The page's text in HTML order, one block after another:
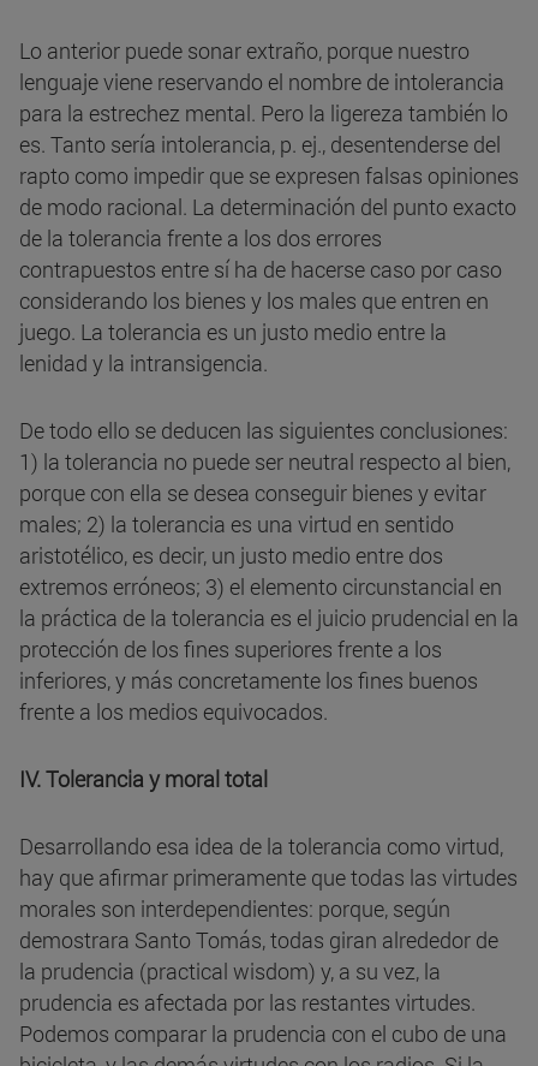
Lo anterior puede sonar extraño, porque nuestro
lenguaje viene reservando el nombre de intolerancia
para la estrechez mental. Pero la ligereza también lo
es. Tanto sería intolerancia, p. ej., desentenderse del
rapto como impedir que se expresen falsas opiniones
de modo racional. La determinación del punto exacto
de la tolerancia frente a los dos errores
contrapuestos entre sí ha de hacerse caso por caso
considerando los bienes y los males que entren en
juego. La tolerancia es un justo medio entre la
lenidad y la intransigencia.
De todo ello se deducen las siguientes conclusiones:
1) la tolerancia no puede ser neutral respecto al bien,
porque con ella se desea conseguir bienes y evitar
males; 2) la tolerancia es una virtud en sentido
aristotélico, es decir, un justo medio entre dos
extremos erróneos; 3) el elemento circunstancial en
la práctica de la tolerancia es el juicio prudencial en la
protección de los fines superiores frente a los
inferiores, y más concretamente los fines buenos
frente a los medios equivocados.
IV. Tolerancia y moral total
Desarrollando esa idea de la tolerancia como virtud,
hay que afirmar primeramente que todas las virtudes
morales son interdependientes: porque, según
demostrara Santo Tomás, todas giran alrededor de
la prudencia (practical wisdom) y, a su vez, la
prudencia es afectada por las restantes virtudes.
Podemos comparar la prudencia con el cubo de una